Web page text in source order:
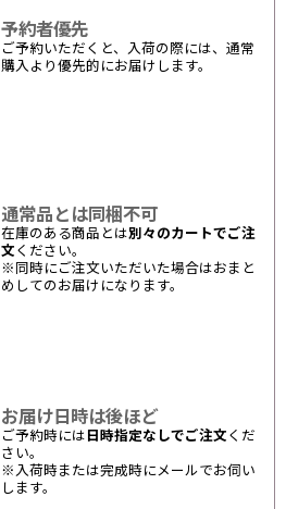
予約者優先
ご予約いただくと、入荷の際には、通常
購入より優先的にお届けします。
通常品とは同梱不可
在庫のある商品とは別々のカートでご注
文 ください。
※同時にご注文いただいた場合はおまと
めしてのお届けになります。
お届け日時は後ほど
ご予約時には 日時指定なしでご注文 くだ
さい。
※入荷時または完成時にメールでお伺い
します。